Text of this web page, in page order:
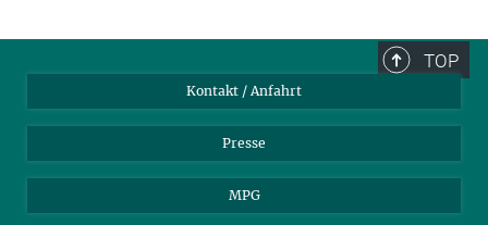
TOP
Kontakt / Anfahrt
Presse
MPG